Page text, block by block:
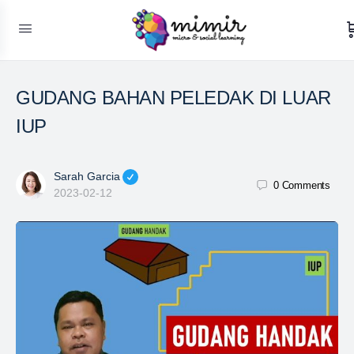
GUDANG BAHAN PELEDAK DI LUAR
IUP
Sarah Garcia
2023-02-12
0 Comments